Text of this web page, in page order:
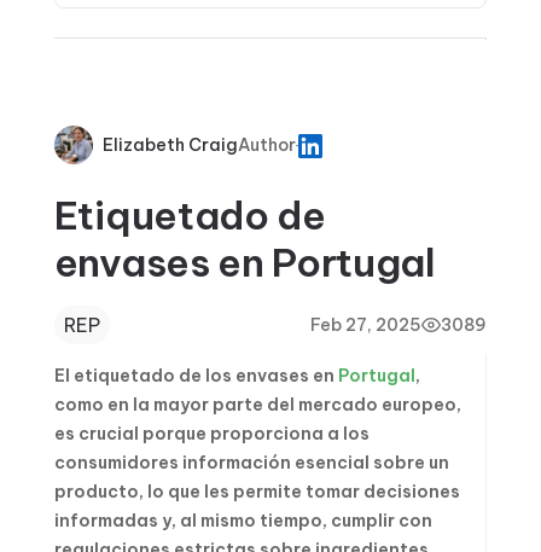
Elizabeth CraigAuthor
Etiquetado de
envases en Portugal
REP Feb 27, 2025 3089
El etiquetado de los envases en Portugal,
como en la mayor parte del mercado europeo,
es crucial porque proporciona a los
consumidores información esencial sobre un
producto, lo que les permite tomar decisiones
informadas y, al mismo tiempo, cumplir con